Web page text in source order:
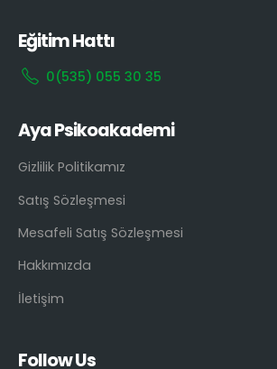
Eğitim Hattı
0(535) 055 30 35
Aya Psikoakademi
Gizlilik Politikamız
Satış Sözleşmesi
Mesafeli Satış Sözleşmesi
Hakkımızda
İletişim
Follow Us